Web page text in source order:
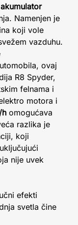
Namenjen je
koji vole
vazduhu.
ovaj
R8 Spyder,
felnama i
motora i
omogućava
razlika je
koji
nije uvek
efekti
svetla čine